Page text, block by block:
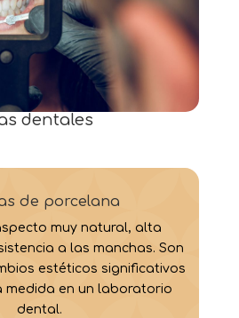
dentales
de porcelana
muy natural, alta
a las manchas. Son
estéticos significativos
medida en un laboratorio
dental.